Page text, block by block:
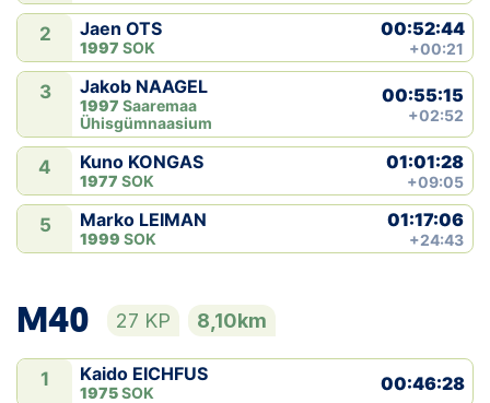
2 Jaen OTS
1997 SOK
00:52:44
+00:21
3 Jakob NAAGEL
1997 Saaremaa
Ühisgümnaasium
00:55:15
+02:52
4 Kuno KONGAS
1977 SOK
01:01:28
+09:05
5 Marko LEIMAN
1999 SOK
01:17:06
+24:43
M40 27 KP 8,10km
1 Kaido EICHFUS
1975SOK 00:46:28